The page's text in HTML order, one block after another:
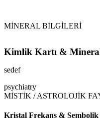
MİNERAL BİLGİLERİ
Kimlik Kartı &
sedef
psychiatry
MİSTİK / ASTROLOJİK
Kristal Frekans &